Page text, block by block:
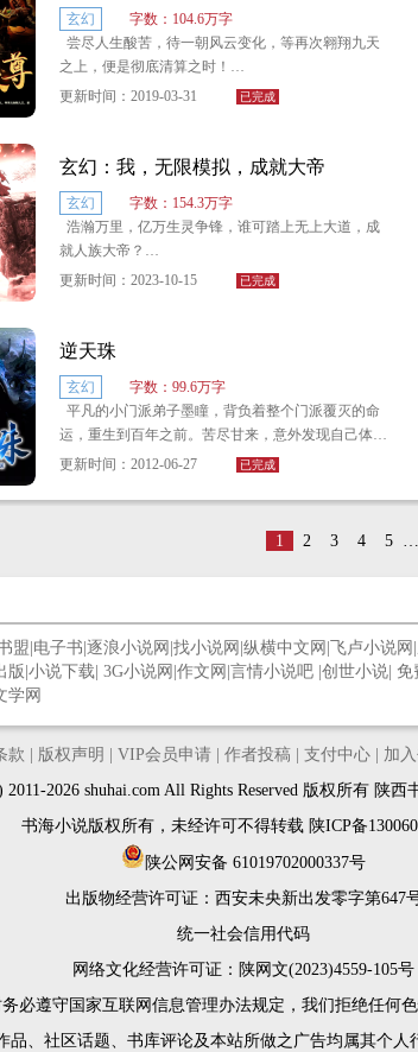
玄幻
字数：104.6万字
尝尽人生酸苦，待一朝风云变化，等再次翱翔九天
之上，便是彻底清算之时！
更新时间：2019-03-31 已完成
玄幻：我，无限模拟，成就大帝
玄幻
字数：154.3万字
浩瀚万里，亿万生灵争锋，谁可踏上无上大道，成
就人族大帝？
更新时间：2023-10-15 已完成
逆天珠
玄幻
字数：99.6万字
平凡的小门派弟子墨瞳，背负着整个门派覆灭的命
运，重生到百年之前。苦尽甘来，意外发现自己体内
竟然出现了一颗令无数修灵者梦寐以求的灵珠——逆
超人的天赋终于展现，他吞噬灵劫，忤逆苍穹，修
为在极短的时间内接连突破，震惊世人！
历史重演，墨瞳带着无比的执着与信念，向着站在世
界之巅的修灵强者冲击！
更新时间：2012-06-27 已完成
1 2 3 4 5
盟 电子书 逐浪小说网 找小说网 纵横中文网 飞卢小说网
版 小说下载 3G小说网 作文网 言情小说吧 创世小说 免
学网
款 版权声明 VIP会员申请| 作者投稿| 支付中心| 加
2011-2026 shuhai.com All Rights Reserved 版权所有 陕
书海小说版权所有，未经许可不得转载 陕ICP备
陕公网安备 61019702000337号
出版物经营许可证： 西安未央新出发零字第647
统一社会信用代码
网络文化经营许可证：陕网文(2023)4559-105号
必遵守国家互联网信息管理办法规定，我们拒绝任何
品、社区话题、书库评论及本站所做之广告均属其个人